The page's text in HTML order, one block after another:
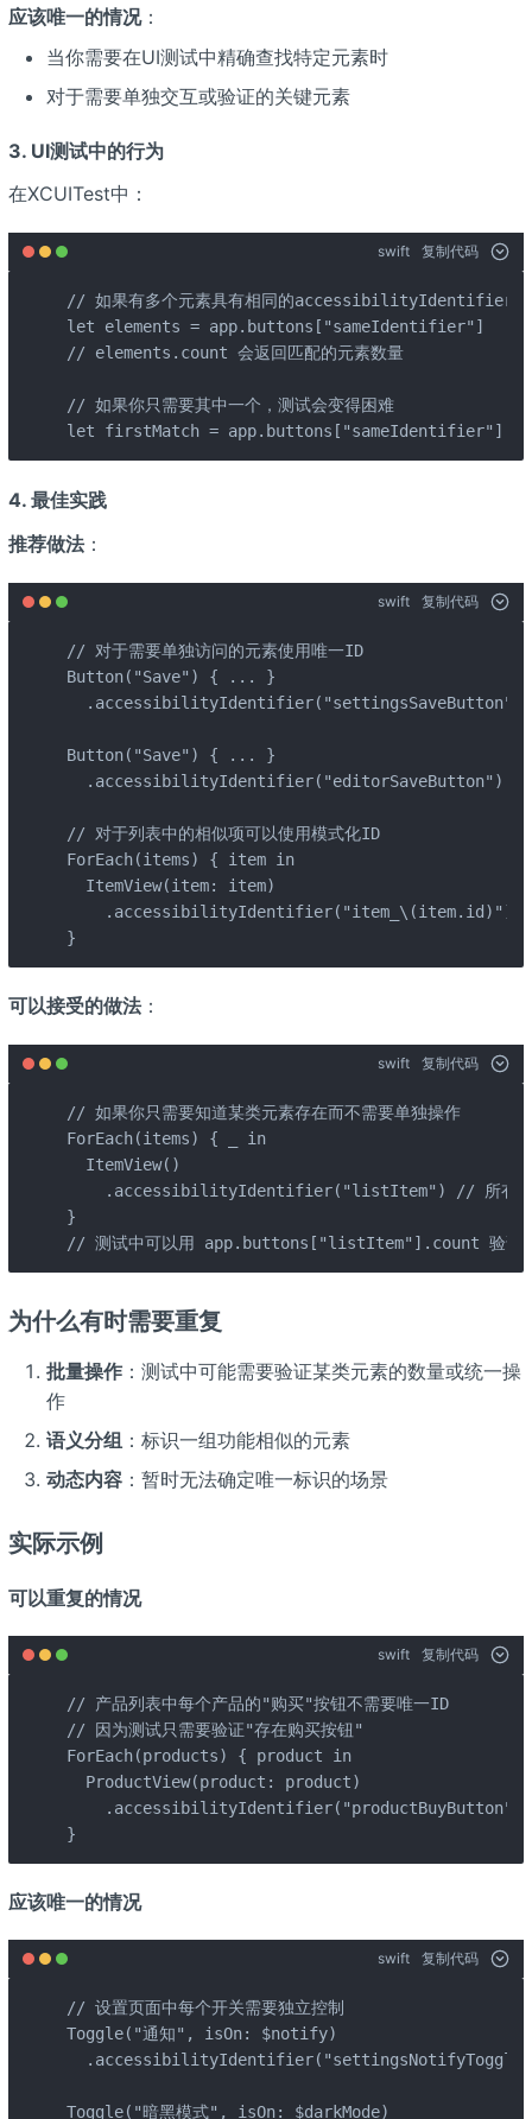
应该唯一的情况：
当你需要在UI测试中精确查找特定元素时
对于需要单独交互或验证的关键元素
3. UI测试中的行为
在XCUITest中：
swift 复制代码
// 如果有多个元素具有相同的accessibilityIdentifier
let elements = app.buttons["sameIdentifier"]
// elements.count 会返回匹配的元素数量
// 如果你只需要其中一个，测试会变得困难
let firstMatch =
4. 最佳实践
推荐做法：
swift 复制代码
// 对于需要单独访问的元素使用唯一ID
Button("Save") { ... }
.accessibilityIdentifier("settingsSaveButton")
Button("Save") { ... }
.accessibilityIdentifier("editorSaveButton") //
// 对于列表中的相似项可以使用模式化ID
ForEach(items) { item in
  ItemView(item: item)
.accessibilityIdentifier("item_\(item.id)")
}
可以接受的做法：
swift 复制代码
// 如果你只需要知道某类元素存在而不需要单独操作
ForEach(items) { _ in
  ItemView()
.accessibilityIdentifier("listItem") // 所有
}
// 测试中可以用 app.buttons["listItem"].count 验证
为什么有时需要重复
批量操作：测试中可能需要验证某类元素的数量或统一操
作
语义分组 ：标识一组功能相似的元素
动态内容：暂时无法确定唯一标识的场景
实际示例
可以重复的情况
swift 复制代码
// 产品列表中每个产品的"购买"按钮不需要唯一ID
// 因为测试只需要验证"存在购买按钮"
ForEach(products) { product in
  ProductView(product: product)
    .accessibilityIdentifier("productBuyButton")
}
应该唯一的情况
swift 复制代码
// 设置页面中每个开关需要独立控制
Toggle("通知", isOn: $notify)
Toggle("暗黑模式", isOn: $darkMode)